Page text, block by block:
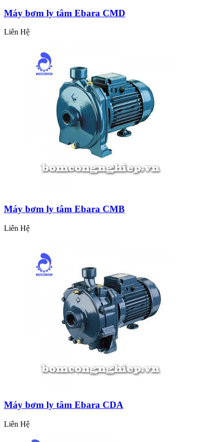
Máy bơm ly tâm Ebara CMD
Liên Hệ
Máy bơm ly tâm Ebara CMB
Liên Hệ
Máy bơm ly tâm Ebara CDA
Liên Hệ